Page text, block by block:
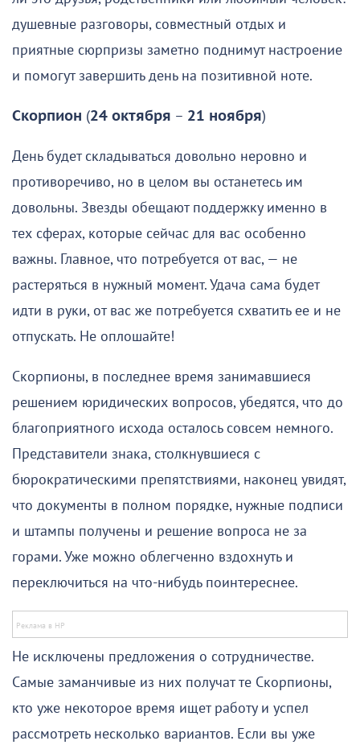
душевные разговоры, совместный отдых и
приятные сюрпризы заметно поднимут настроение
и помогут завершить день на позитивной ноте.
Скорпион (24 октября – 21 ноября)
День будет складываться довольно неровно и
противоречиво, но в целом вы останетесь им
довольны. Звезды обещают поддержку именно в
тех сферах, которые сейчас для вас особенно
важны. Главное, что потребуется от вас, — не
растеряться в нужный момент. Удача сама будет
идти в руки, от вас же потребуется схватить ее и не
отпускать. Не оплошайте!
Скорпионы, в последнее время занимавшиеся
решением юридических вопросов, убедятся, что до
благоприятного исхода осталось совсем немного.
Представители знака, столкнувшиеся с
бюрократическими препятствиями, наконец увидят,
что документы в полном порядке, нужные подписи
и штампы получены и решение вопроса не за
горами. Уже можно облегченно вздохнуть и
переключиться на что-нибудь поинтереснее.
Не исключены предложения о сотрудничестве.
Самые заманчивые из них получат те Скорпионы,
кто уже некоторое время ищет работу и успел
рассмотреть несколько вариантов. Если вы уже